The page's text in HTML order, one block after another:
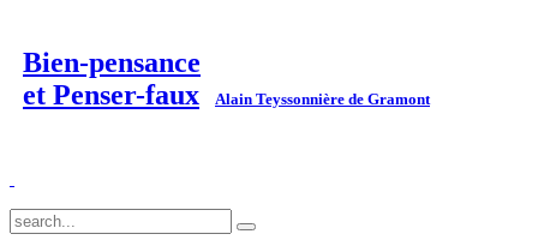
Bien-pensance
et Penser-faux
Alain Teyssonnière de Gramont